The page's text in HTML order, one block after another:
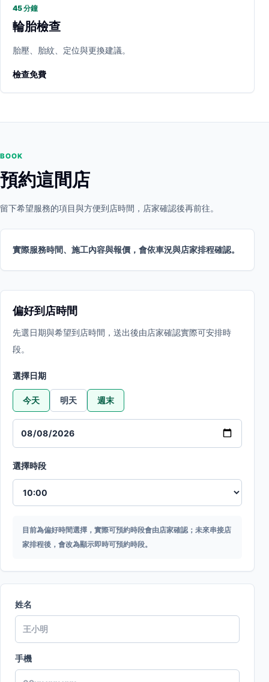
45 分鐘
輪胎檢查
胎壓、胎紋、定位與更換建議。
檢查免費
BOOK
預約這間店
留下希望服務的項目與方便到店時間，店家確認後再前往。
實際服務時間、施工內容與報價，會依車況與店家排程確認。
偏好到店時間
先選日期與希望到店時間，送出後由店家確認實際可安排時
段。
選擇日期
今天 明天 週末
選擇時段
目前為偏好時間選擇，實際可預約時段會由店家確認；未來串接店
家排程後，會改為顯示即時可預約時段。
姓名
手機